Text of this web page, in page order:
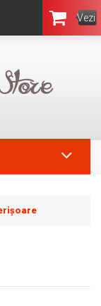
Vezi
Coşul